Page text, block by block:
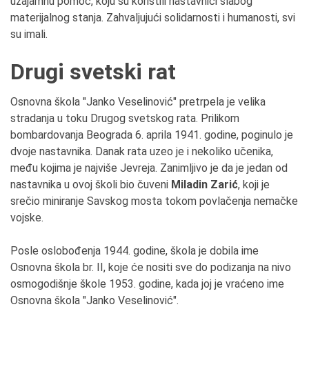
materijalnog stanja. Zahvaljujući solidarnosti i humanosti, svi
su imali.
Drugi svetski rat
Osnovna škola "Janko Veselinović" pretrpela je velika
stradanja u toku Drugog svetskog rata. Prilikom
bombardovanja Beograda 6. aprila 1941. godine, poginulo je
dvoje nastavnika. Danak rata uzeo je i nekoliko učenika,
među kojima je najviše Jevreja. Zanimljivo je da je jedan od
nastavnika u ovoj školi bio čuveni Miladin Zarić, koji je
srečio miniranje Savskog mosta tokom povlačenja nemačke
vojske.
Posle oslobođenja 1944. godine, škola je dobila ime
Osnovna škola br. II, koje će nositi sve do podizanja na nivo
osmogodišnje škole 1953. godine, kada joj je vraćeno ime
Osnovna škola "Janko Veselinović".